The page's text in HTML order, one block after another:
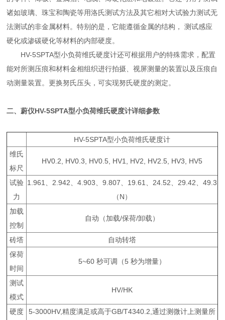
诸如玻璃、珠宝和陶瓷等用洛氏测试方法及其它相对大试验力测试无
法测试的非金属材料。特别的是，它能遵循金属的结构， 测试感应
硬化或渗碳硬化等材料的内部硬度。
HV-5SPTA型小负荷维氏硬度计还可根据用户的特殊需求，配置
能对所测压痕和材料金相组织进行拍摄、视屏测量的装置以及压痕自
动测量装置。更换努氏压头，可实现努氏硬度的测定。
二、蔚仪HV-5SPTA型小负荷维氏硬度计详细参数
HV-5SPTA型小负荷维氏硬度计
维氏
标尺
HV0.2, HV0.3, HV0.5, HV1, HV2, HV2.5, HV3, HV5
试验
力
1.961、2.942、4.903、9.807、19.61、24.52、29.42、49.3
（N）
加载
控制
自动（加载/保荷/卸载）
砖塔
自动转塔
保荷
时间
5~60 秒可调（5 秒为增量）
测试
模式
HV/HK
硬度 5-3000HV,精度满足或高于GB/T4340.2,通过测微计上测量所